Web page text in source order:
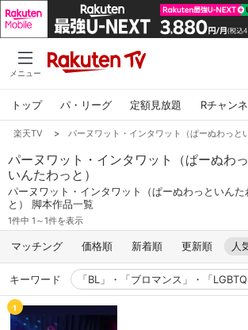
メニュー
トップ パ・リーグ 定額見放題 Rチャン
楽天TV > パーヌワット・インタワット（ぱーぬわっと
パーヌワット・インタワット（ぱーぬわ
いんたわっと）
パーヌワット・インタワット（ぱーぬわっといんた
と） 脚本作品一覧
1件中 1～1件を表示
マッチング 価格順 新着順 更新順 人
キーワード 「BL」・「ブロマンス」・「
1